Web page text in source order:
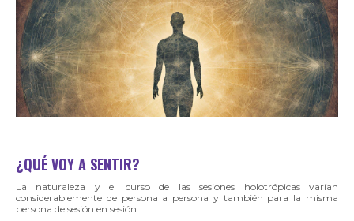
¿QUÉ VOY A SENTIR?
La naturaleza y el curso de las sesiones holotrópicas varían
considerablemente de persona a persona y también para la misma
persona de sesión en sesión.